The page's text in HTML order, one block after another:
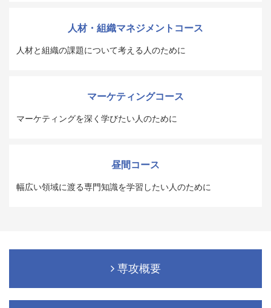
人材・組織マネジメントコース
人材と組織の課題について考える人のために
マーケティングコース
マーケティングを深く学びたい人のために
昼間コース
幅広い領域に渡る専門知識を学習したい人のために
専攻概要